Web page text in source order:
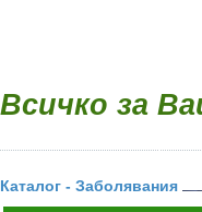
Всичко за
Каталог - Заболявания